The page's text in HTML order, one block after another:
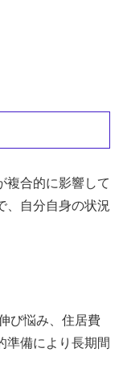
複合的に影響して
、自分自身の状況
び悩み、住居費
準備により長期間